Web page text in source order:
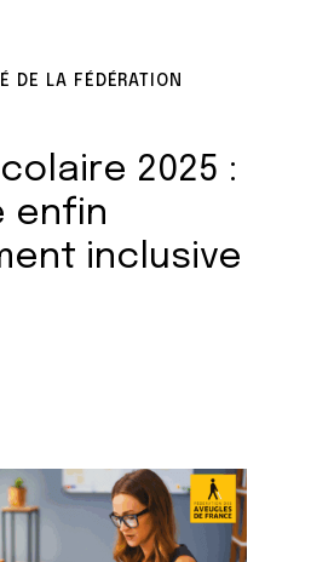
2025 :
enfin
inclusive
DE LA FÉDÉRATION